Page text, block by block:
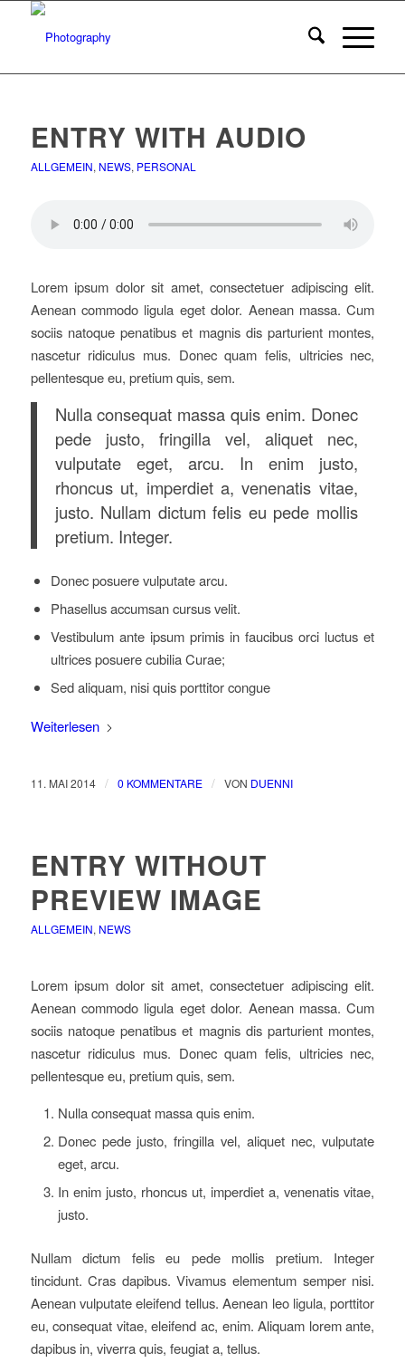
ENTRY WITH AUDIO
ALLGEMEIN, NEWS, PERSONAL
Lorem ipsum dolor sit amet, consectetuer adipiscing elit.
Aenean commodo ligula eget dolor. Aenean massa. Cum
sociis natoque penatibus et magnis dis parturient montes,
nascetur ridiculus mus. Donec quam felis, ultricies nec,
pellentesque eu, pretium quis, sem.
Nulla consequat massa quis enim. Donec
pede justo, fringilla vel, aliquet nec,
vulputate eget, arcu. In enim justo,
rhoncus ut, imperdiet a, venenatis vitae,
justo. Nullam dictum felis eu pede mollis
pretium. Integer.
Donec posuere vulputate arcu.
Phasellus accumsan cursus velit.
Vestibulum ante ipsum primis in faucibus orci luctus et
ultrices posuere cubilia Curae;
Sed aliquam, nisi quis porttitor congue
Weiterlesen
11. MAI 2014 / 0 KOMMENTARE / VON DUENNI
ENTRY WITHOUT
PREVIEW IMAGE
ALLGEMEIN, NEWS
Lorem ipsum dolor sit amet, consectetuer adipiscing elit.
Aenean commodo ligula eget dolor. Aenean massa. Cum
sociis natoque penatibus et magnis dis parturient montes,
nascetur ridiculus mus. Donec quam felis, ultricies nec,
pellentesque eu, pretium quis, sem.
Nulla consequat massa quis enim.
Donec pede justo, fringilla vel, aliquet nec, vulputate
eget, arcu.
In enim justo, rhoncus ut, imperdiet a, venenatis vitae,
justo.
Nullam dictum felis eu pede mollis pretium. Integer
tincidunt. Cras dapibus. Vivamus elementum semper nisi.
Aenean vulputate eleifend tellus. Aenean leo ligula, porttitor
eu, consequat vitae, eleifend ac, enim. Aliquam lorem ante,
dapibus in, viverra quis, feugiat a, tellus.